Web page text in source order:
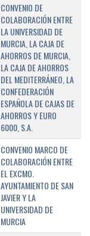
CONVENIO DE
COLABORACIÓN ENTRE
LA UNIVERSIDAD DE
MURCIA, LA CAJA DE
AHORROS DE MURCIA,
LA CAJA DE AHORROS
DEL MEDITERRÁNEO, LA
CONFEDERACIÓN
ESPAÑOLA DE CAJAS DE
AHORROS Y EURO
6000, S.A.
CONVENIO MARCO DE
COLABORACIÓN ENTRE
EL EXCMO.
AYUNTAMIENTO DE SAN
JAVIER Y LA
UNIVERSIDAD DE
MURCIA